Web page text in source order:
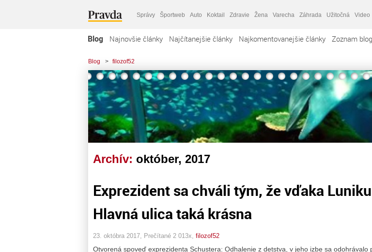
Správy Športweb Auto Koktail Zdravie Žena Varecha Záhrada Užitočná Video
Blog Najnovšie články Najčítanejšie články Najkomentovanejšie články Zoznam
Blog > filozof52
Archív: október, 2017
Exprezident sa chváli tým, že vďaka
Hlavná ulica taká krásna
23. októbra 2017, Prečítané 2 013x, filozof52
Otvorená spoveď exprezidenta Schustera: Odhalenie z detstva, v jeho izbe sa odohrávalo